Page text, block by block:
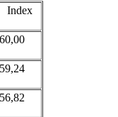
Index
60,00
59,24
56,82